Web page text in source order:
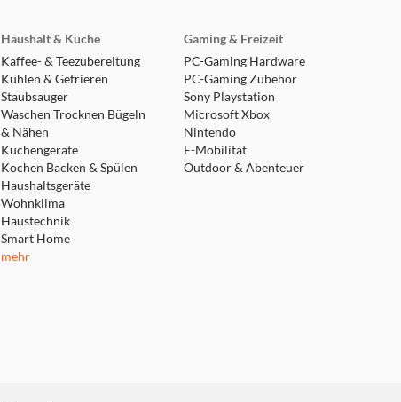
Haushalt & Küche
Kaffee- & Teezubereitung
Kühlen & Gefrieren
Staubsauger
Waschen Trocknen Bügeln
& Nähen
Küchengeräte
Kochen Backen & Spülen
Haushaltsgeräte
Wohnklima
Haustechnik
Smart Home
mehr
Gaming & Freizeit
PC-Gaming Hardware
PC-Gaming Zubehör
Sony Playstation
Microsoft Xbox
Nintendo
E-Mobilität
Outdoor & Abenteuer